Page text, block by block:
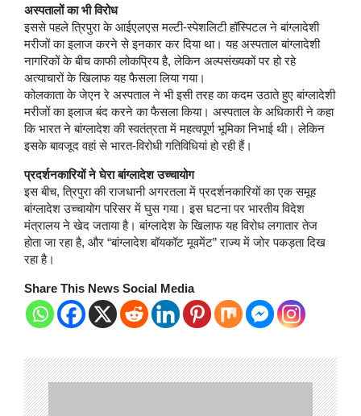
अस्पतालों का भी विरोध
इससे पहले त्रिपुरा के आईएलएस मल्टी-स्पेशलिटी हॉस्पिटल ने बांग्लादेशी
मरीजों का इलाज करने से इनकार कर दिया था। यह अस्पताल बांग्लादेशी
नागरिकों के बीच काफी लोकप्रिय है, लेकिन अल्पसंख्यकों पर हो रहे
अत्याचारों के खिलाफ यह फैसला लिया गया।
कोलकाता के जेएन रे अस्पताल ने भी इसी तरह का कदम उठाते हुए बांग्लादेशी
मरीजों का इलाज बंद करने का फैसला किया। अस्पताल के अधिकारी ने कहा
कि भारत ने बांग्लादेश की स्वतंत्रता में महत्वपूर्ण भूमिका निभाई थी। लेकिन
इसके बावजूद वहां से भारत-विरोधी गतिविधियां हो रही हैं।
प्रदर्शनकारियों ने घेरा बांग्लादेश उच्चायोग
इस बीच, त्रिपुरा की राजधानी अगरतला में प्रदर्शनकारियों का एक समूह
बांग्लादेश उच्चायोग परिसर में घुस गया। इस घटना पर भारतीय विदेश
मंत्रालय ने खेद जताया है। बांग्लादेश के खिलाफ यह विरोध लगातार तेज
होता जा रहा है, और “बांग्लादेश बॉयकॉट मूवमेंट” राज्य में जोर पकड़ता दिख
रहा है।
Share This News Social Media